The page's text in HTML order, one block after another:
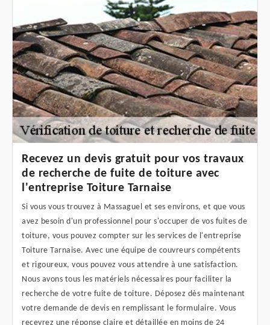
Recevez un devis gratuit pour vos travaux
de recherche de fuite de toiture avec
l'entreprise Toiture Tarnaise
Si vous vous trouvez à Massaguel et ses environs, et que vous
avez besoin d'un professionnel pour s'occuper de vos fuites de
toiture, vous pouvez compter sur les services de l'entreprise
Toiture Tarnaise. Avec une équipe de couvreurs compétents
et rigoureux, vous pouvez vous attendre à une satisfaction.
Nous avons tous les matériels nécessaires pour faciliter la
recherche de votre fuite de toiture. Déposez dès maintenant
votre demande de devis en remplissant le formulaire. Vous
recevrez une réponse claire et détaillée en moins de 24